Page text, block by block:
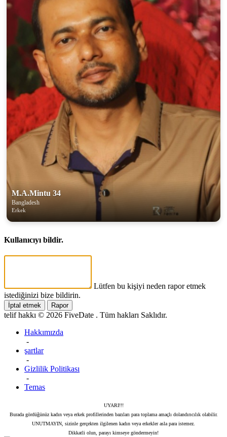
M.A.Mintu 34
Bangladesh
Erkek
Kullanıcıyı bildir.
Lütfen bu kişiyi neden rapor etmek
istediğinizi bize bildirin.
İptal etmek Rapor
telif hakkı © 2026 FiveDate . Tüm hakları Saklıdır.
Hakkımızda
-
şartlar
-
Gizlilik Politikası
-
Temas
UYARI!!!
Burada gördüğünüz kadın veya erkek profillerinden bazıları para toplama amaçlı dolandırıcılık olabilir.
UNUTMAYIN, sizinle gerçekten ilgilenen kadın veya erkekler asla para istemez.
Dikkatli olun, parayı kimseye göndermeyin!